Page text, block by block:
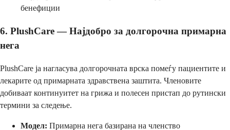
бенефиции
6. PlushCare — Најдобро за долгорочна примарна
нега
PlushCare ја нагласува долгорочната врска помеѓу пациентите и
лекарите од примарната здравствена заштита. Членовите
добиваат континуитет на грижа и полесен пристап до рутински
термини за следење.
Модел: Примарна нега базирана на членство